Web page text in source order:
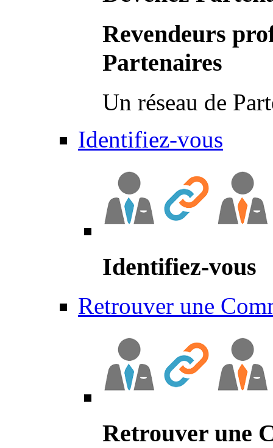
Revendeurs
Partenaires
Un réseau de
Identifiez-vous
Identifiez-vous
Retrouver une
Retrouver une